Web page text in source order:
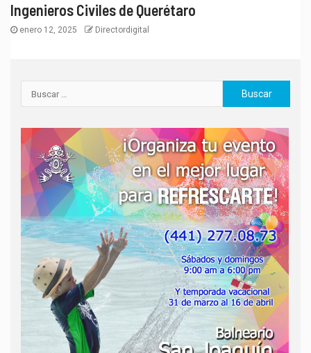
Ingenieros Civiles de Querétaro
enero 12, 2025 Directordigital